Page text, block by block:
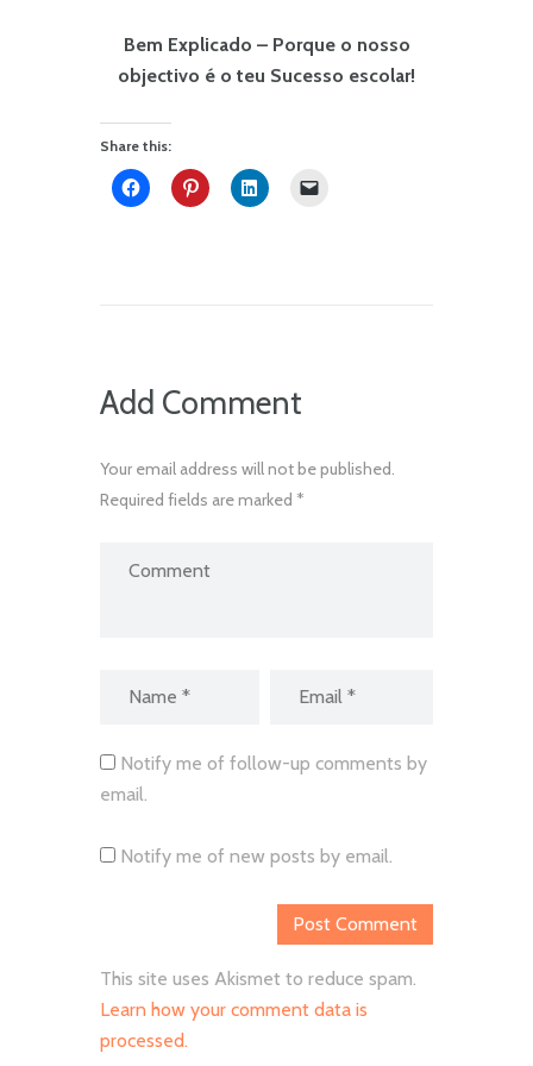
Bem Explicado – Porque o nosso
objectivo é o teu Sucesso escolar!
Share this:
Add Comment
Your email address will not be published.
Required fields are marked *
Notify me of follow-up comments by
email.
Notify me of new posts by email.
This site uses Akismet to reduce spam.
Learn how your comment data is
processed.